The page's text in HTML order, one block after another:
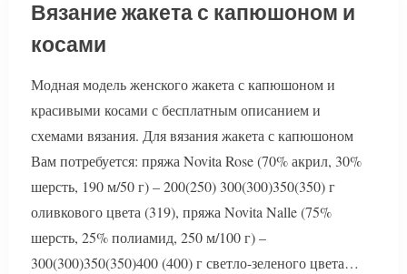
Вязание жакета с капюшоном и
косами
Модная модель женского жакета с капюшоном и
красивыми косами с бесплатным описанием и
схемами вязания. Для вязания жакета с капюшоном
Вам потребуется: пряжа Novita Rose (70% акрил, 30%
шерсть, 190 м/50 г) – 200(250) 300(300)350(350) г
оливкового цвета (319), пряжа Novita Nalle (75%
шерсть, 25% полиамид, 250 м/100 г) –
300(300)350(350)400 (400) г светло-зеленого цвета…